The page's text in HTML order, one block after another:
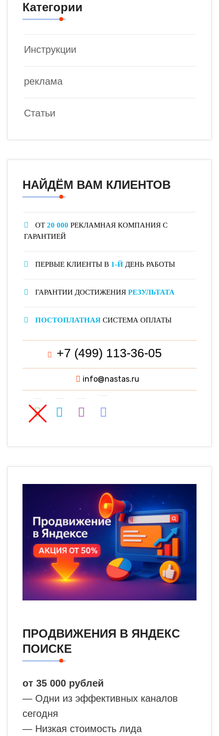
Категории
Инструкции
реклама
Статьи
НАЙДЁМ ВАМ КЛИЕНТОВ
ОТ 20 000 РЕКЛАМНАЯ КОМПАНИЯ С
ГАРАНТИЕЙ
ПЕРВЫЕ КЛИЕНТЫ В 1-Й ДЕНЬ РАБОТЫ
ГАРАНТИИ ДОСТИЖЕНИЯ РЕЗУЛЬТАТА
ПОСТОПЛАТНАЯ СИСТЕМА ОПЛАТЫ
+7 (499) 113-36-05
info@nastas.ru
ПРОДВИЖЕНИЯ В ЯНДЕКС
ПОИСКЕ
от 35 000 рублей
— Одни из эффективных каналов
сегодня
— Низкая стоимость лида